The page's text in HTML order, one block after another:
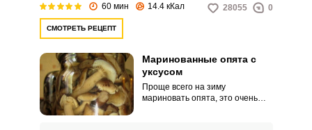
60 мин 14.4 кКал 28055 0
СМОТРЕТЬ РЕЦЕПТ
Маринованные опята с
уксусом
Проще всего на зиму
мариновать опята, это очень